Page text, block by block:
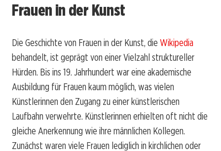
Frauen in der Kunst
Die Geschichte von Frauen in der Kunst, die Wikipedia
behandelt, ist geprägt von einer Vielzahl struktureller
Hürden. Bis ins 19. Jahrhundert war eine akademische
Ausbildung für Frauen kaum möglich, was vielen
Künstlerinnen den Zugang zu einer künstlerischen
Laufbahn verwehrte. Künstlerinnen erhielten oft nicht die
gleiche Anerkennung wie ihre männlichen Kollegen.
Zunächst waren viele Frauen lediglich in kirchlichen oder